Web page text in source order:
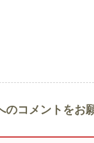
コメントをお